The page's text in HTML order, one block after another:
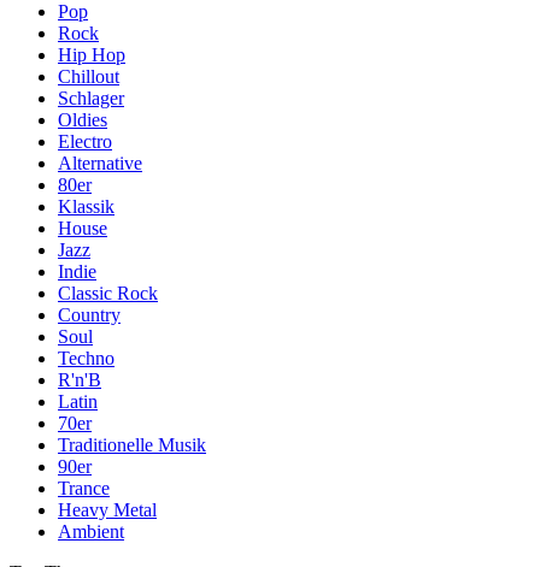
Pop
Rock
Hip Hop
Chillout
Schlager
Oldies
Electro
Alternative
80er
Klassik
House
Jazz
Indie
Classic Rock
Country
Soul
Techno
R'n'B
Latin
70er
Traditionelle Musik
90er
Trance
Heavy Metal
Ambient